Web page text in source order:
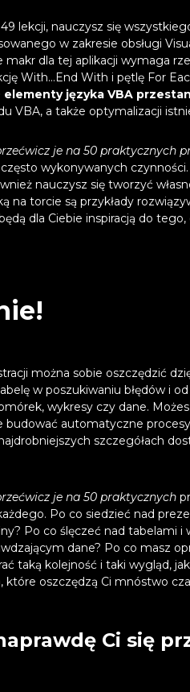
lekcji, nauczysz się
w zakresie obsługi
dla tej aplikacji wymaga
With...End With i pętlę For
elementy języka VBA
VBA, a także optymalizacji
je na 50 praktycznych
wykonywanych czynności.
nauczysz się tworzyć
na torcie są przykłady
dla Ciebie inspiracją do
można sobie oszczędzić
w poszukiwaniu błędów i
wykresy czy dane.
automatyczne
szczegółach
je na 50 praktycznych
Po co siedzieć nad
Po co ślęczeć nad tabelami i
dane? Po co masz
taką kolejność i taki wygląd,
oszczędzą Ci mnóstwo
Ci się